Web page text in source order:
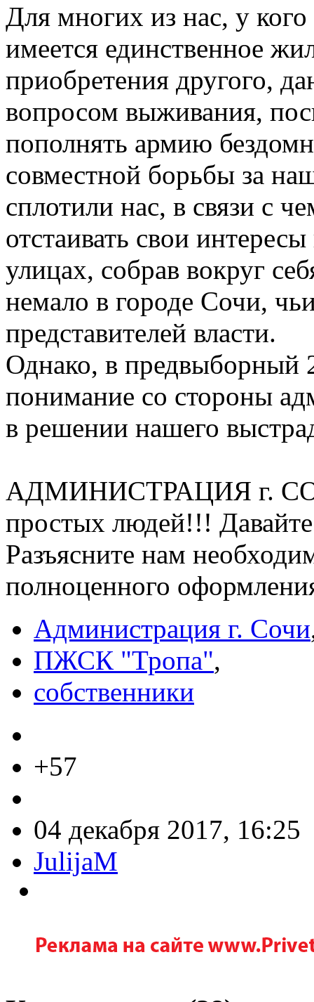
Для многих из нас, у
имеется единственное
приобретения другого,
вопросом выживания,
пополнять армию
совместной борьбы за
сплотили нас, в связи с
отстаивать свои
улицах, собрав вокруг
немало в городе Сочи,
представителей власти.
Однако, в предвыборный
понимание со стороны
в решении нашего
АДМИНИСТРАЦИЯ г.
простых людей!!!
Разъясните нам
полноценного
Администрация г. Сочи
ПЖСК "Тропа",
собственники
+57
04 декабря 2017, 16:25
JulijaM